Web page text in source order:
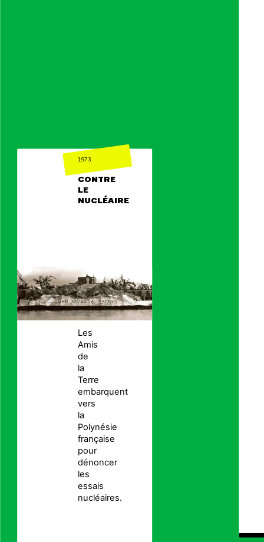
1973
CONTRE
LE
NUCLÉAIRE
Les
Amis
de
la
Terre
embarquent
vers
la
Polynésie
française
pour
dénoncer
les
essais
nucléaires.